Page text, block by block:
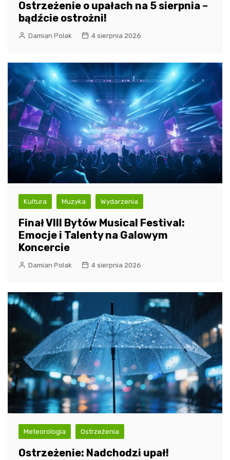
Ostrzeżenie o upałach na 5 sierpnia –
bądźcie ostrożni!
Damian Polak 4 sierpnia 2026
Kultura Muzyka Wydarzenia
Finał VIII Bytów Musical Festival:
Emocje i Talenty na Galowym
Koncercie
Damian Polak 4 sierpnia 2026
Meteorologia Ostrzeżenia
Ostrzeżenie: Nadchodzi upał!